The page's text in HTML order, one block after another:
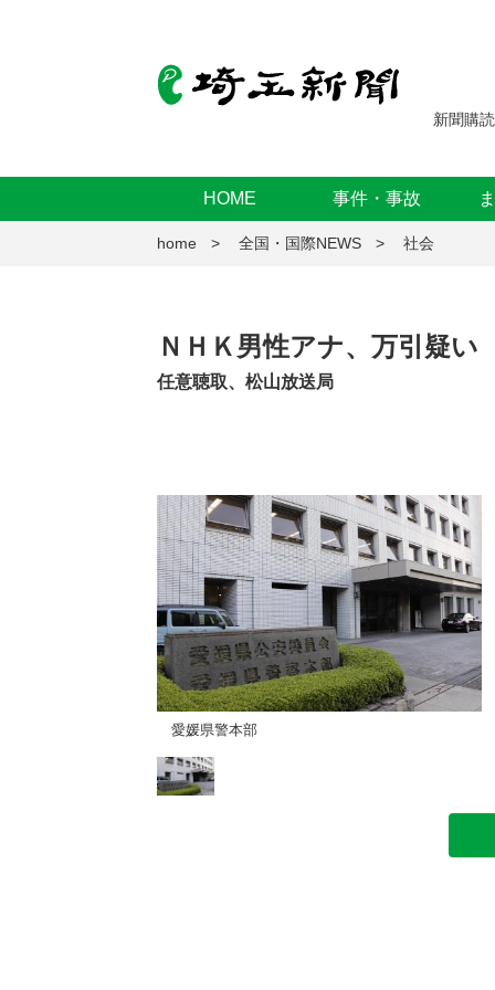
新聞購読
HOME 事件・事故
home 全国・国際NEWS 社会
ＮＨＫ男性アナ、万引疑い
任意聴取、松山放送局
愛媛県警本部